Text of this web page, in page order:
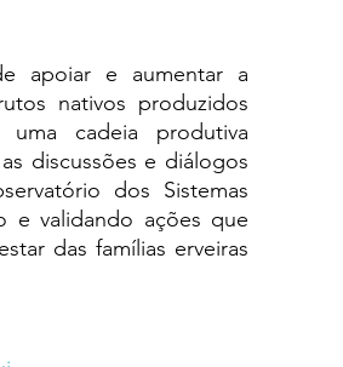
apoiar e aumentar a
nativos produzidos
cadeia produtiva
discussões e diálogos
dos Sistemas
e validando ações que
das famílias erveiras